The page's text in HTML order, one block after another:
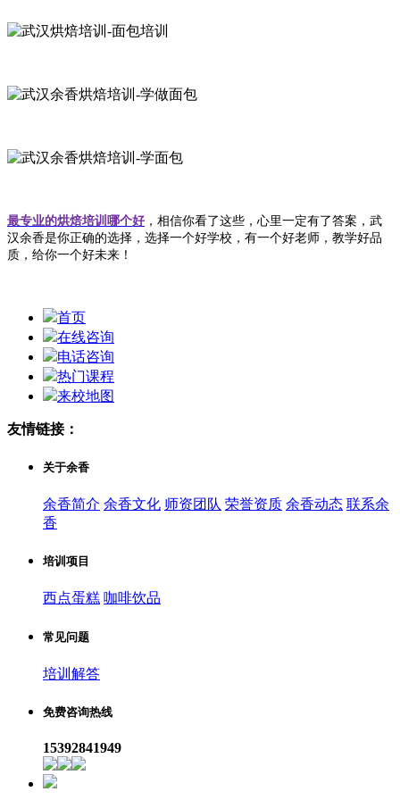
最专业的烘焙培训哪个好 ，相信你看了这些，心里一定有了答案，武
汉余香是你正确的选择，选择一个好学校，有一个好老师，教学好品
质，给你一个好未来！
首页
在线咨询
电话咨询
热门课程
来校地图
友情链接：
关于余香
余香简介 余香文化 师资团队 荣誉资质 余香动态 联系余
香
培训项目
西点蛋糕 咖啡饮品
常见问题
培训解答
免费咨询热线
15392841949